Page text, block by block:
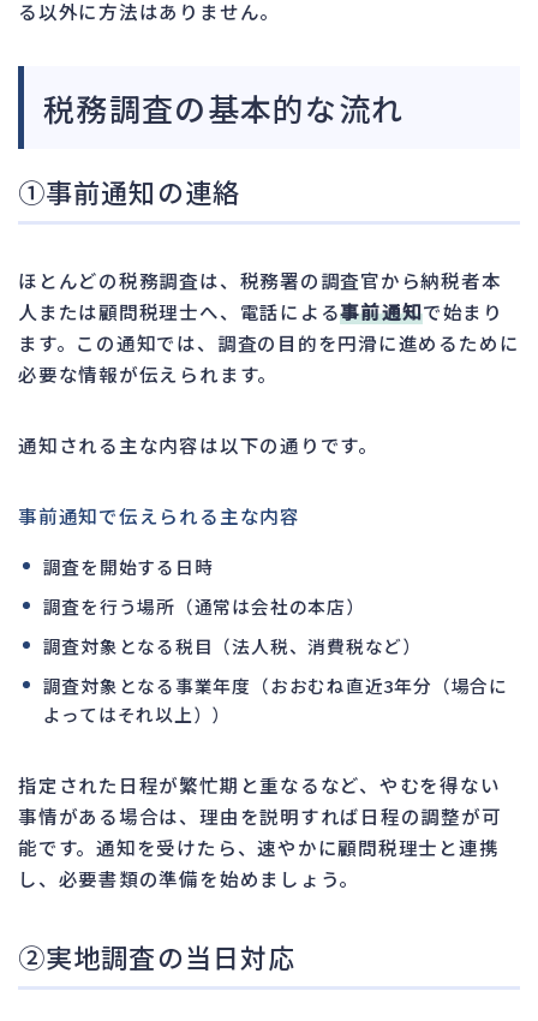
る以外に方法はありません。
税務調査の基本的な流れ
①事前通知の連絡
ほとんどの税務調査は、税務署の調査官から納税者本
人または顧問税理士へ、電話による事前通知で始まり
ます。この通知では、調査の目的を円滑に進めるために
必要な情報が伝えられます。
通知される主な内容は以下の通りです。
事前通知で伝えられる主な内容
調査を開始する日時
調査を行う場所（通常は会社の本店）
調査対象となる税目（法人税、消費税など）
調査対象となる事業年度（おおむね直近3年分（場合に
よってはそれ以上））
指定された日程が繁忙期と重なるなど、やむを得ない
事情がある場合は、理由を説明すれば日程の調整が可
能です。通知を受けたら、速やかに顧問税理士と連携
し、必要書類の準備を始めましょう。
②実地調査の当日対応